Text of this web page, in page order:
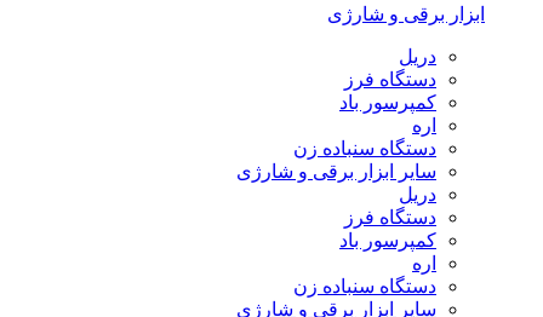
ابزار برقی و شارژی
دریل
دستگاه فرز
کمپرسور باد
اره
دستگاه سنباده زن
سایر ابزار برقی و شارژی
دریل
دستگاه فرز
کمپرسور باد
اره
دستگاه سنباده زن
سایر ابزار برقی و شارژی